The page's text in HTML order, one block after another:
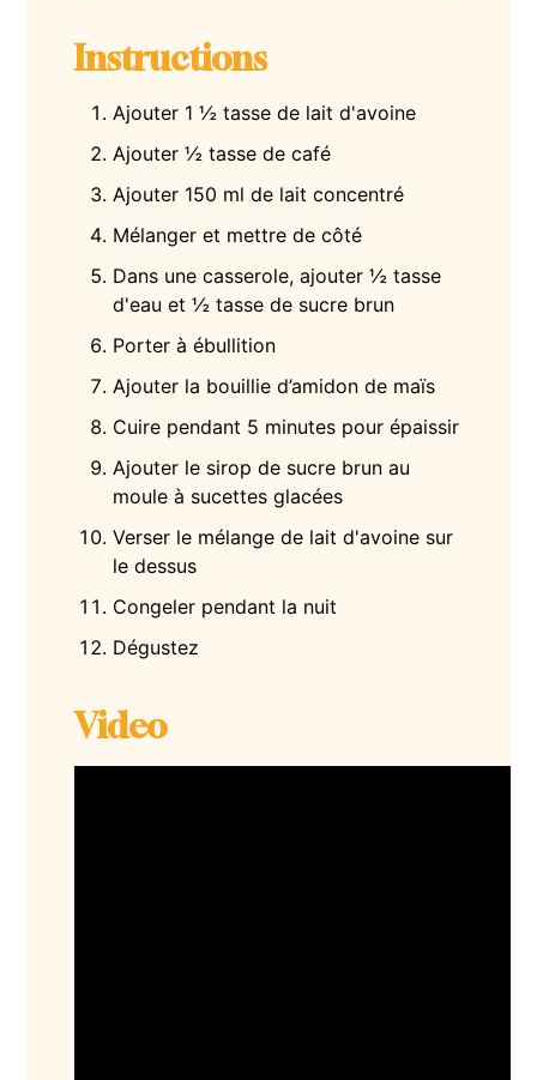
Instructions
Ajouter 1 ½ tasse de lait d'avoine
Ajouter ½ tasse de café
Ajouter 150 ml de lait concentré
Mélanger et mettre de côté
Dans une casserole, ajouter ½ tasse
d'eau et ½ tasse de sucre brun
Porter à ébullition
Ajouter la bouillie d’amidon de maïs
Cuire pendant 5 minutes pour épaissir
Ajouter le sirop de sucre brun au
moule à sucettes glacées
Verser le mélange de lait d'avoine sur
le dessus
Congeler pendant la nuit
Dégustez
Video